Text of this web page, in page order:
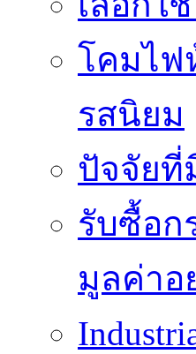
โคมไฟ
รสนิยม
ปัจจัยที่
รับซื้อก
มูลค่าอ